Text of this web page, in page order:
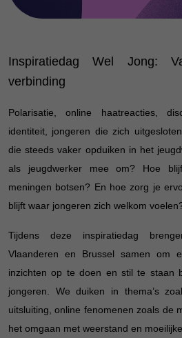
Inspiratiedag Wel Jong:
verbinding
Polarisatie, online haatreacties,
identiteit, jongeren die zich
die steeds vaker opduiken in het
als jeugdwerker mee om? Hoe
meningen botsen? En hoe zorg je
blijft waar jongeren zich welkom
Tijdens deze inspiratiedag
Vlaanderen en Brussel samen om
inzichten op te doen en stil te staan
jongeren. We duiken in thema’s
uitsluiting, online fenomenen zoals de
het omgaan met weerstand en